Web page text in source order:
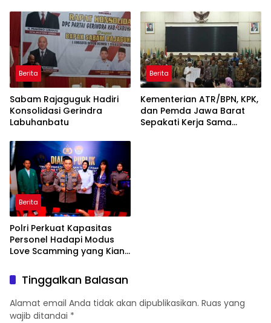
Monyet, Harimau, dan
Beruang Terhadap Warga
Berita
Sabam Rajaguguk Hadiri
Konsolidasi Gerindra
Labuhanbatu
Berita
Kementerian ATR/BPN, KPK,
dan Pemda Jawa Barat
Sepakati Kerja Sama
Berita
Polri Perkuat Kapasitas
Personel Hadapi Modus
Love Scamming yang Kian
Tinggalkan Balasan
Alamat email Anda tidak akan dipublikasikan. Ruas yang
wajib ditandai *